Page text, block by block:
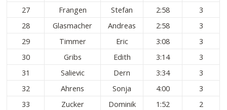
27
Frangen Stefan 2:58
3
28
Glasmacher Andreas 2:58
3
29
Timmer Eric 3:08
3
30
Gribs Edith 3:14
3
31
Salievic Dern 3:34
3
32
Ahrens Sonja 4:00
3
33
Zucker Dominik 1:52
2